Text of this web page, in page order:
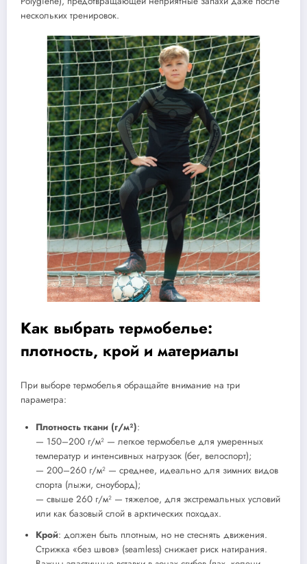
нескольких тренировок.
Как выбрать термобелье:
плотность, крой и материалы
При выборе термобелья обращайте внимание на три
параметра:
Плотность ткани (г/м²):
— 150–200 г/м² — легкое термобелье для умеренных
температур и интенсивных нагрузок (бег, велоспорт);
— 200–260 г/м² — среднее, идеально для зимних видов
спорта (лыжи, сноуборд);
— свыше 260 г/м² — тяжелое, для экстремальных условий
или как базовый слой в арктических походах.
Крой: должен быть плотным, но не стеснять движения.
Стрижка «без швов» (seamless) снижает риск натирания.